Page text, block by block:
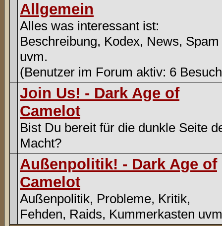
Allgemein
Alles was interessant ist:
Beschreibung, Kodex, News, Spam
uvm.
(Benutzer im Forum aktiv: 6
Join Us! - Dark Age of
Camelot
Bist Du bereit für die dunkle Seite
Macht?
Außenpolitik! - Dark Age of
Camelot
Außenpolitik, Probleme, Kritik,
Fehden, Raids, Kummerkasten